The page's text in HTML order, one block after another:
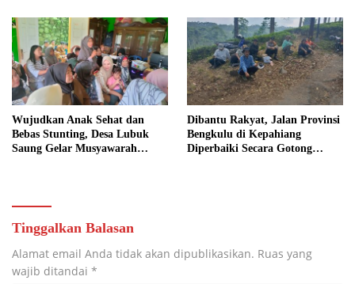
Wujudkan Anak Sehat dan
Bebas Stunting, Desa Lubuk
Saung Gelar Musyawarah
Dibantu Rakyat, Jalan Provinsi
Bengkulu di Kepahiang
Diperbaiki Secara Gotong
Tinggalkan Balasan
Alamat email Anda tidak akan dipublikasikan. Ruas yang
wajib ditandai *